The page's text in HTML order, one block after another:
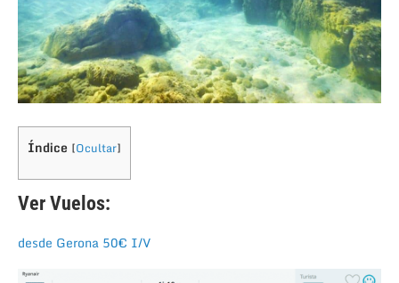
Índice [Ocultar]
Ver Vuelos:
desde Gerona 50€ I/V